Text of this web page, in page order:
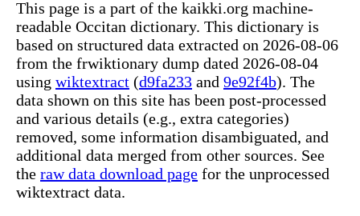
This page is a part of the kaikki.org machine-
readable Occitan dictionary. This dictionary is
based on structured data extracted on 2026-08-06
from the frwiktionary dump dated 2026-08-04
using wiktextract (d9fa233 and 9e92f4b). The
data shown on this site has been post-processed
and various details (e.g., extra categories)
removed, some information disambiguated, and
additional data merged from other sources. See
the raw data download page for the unprocessed
wiktextract data.